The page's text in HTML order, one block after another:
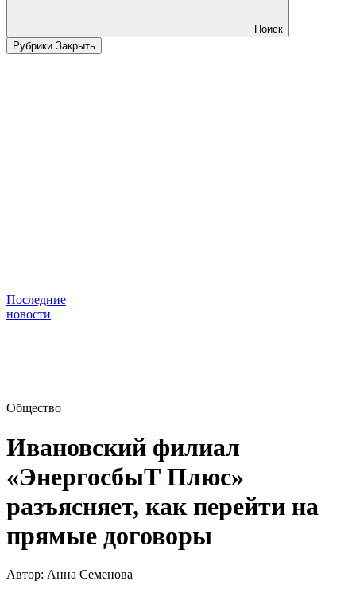
Поиск
Рубрики Закрыть
Последние
новости
Общество
Ивановский филиал
«ЭнергосбыТ Плюс»
разъясняет, как перейти на
прямые договоры
Автор: Анна Семенова